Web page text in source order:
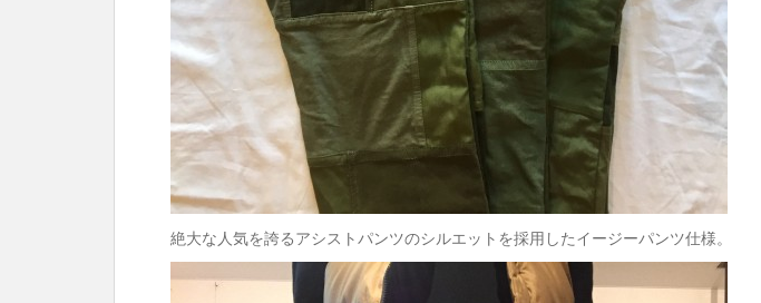
絶大な人気を誇るアシストパンツのシルエットを採用したイージーパンツ仕様。